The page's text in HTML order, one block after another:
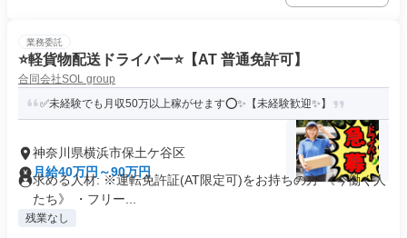
業務委託
⭐️軽貨物配送ドライバー⭐️【AT 普通免許可】
合同会社SOL group
✅未経験でも月収50万以上稼がせます⭕✨【未経験歓迎✨】
神奈川県横浜市保土ケ谷区
月給40万円～90万円
求める人材: ※運転免許証(AT限定可)をお持ちの方 《今働く人
たち》 ・フリー...
残業なし